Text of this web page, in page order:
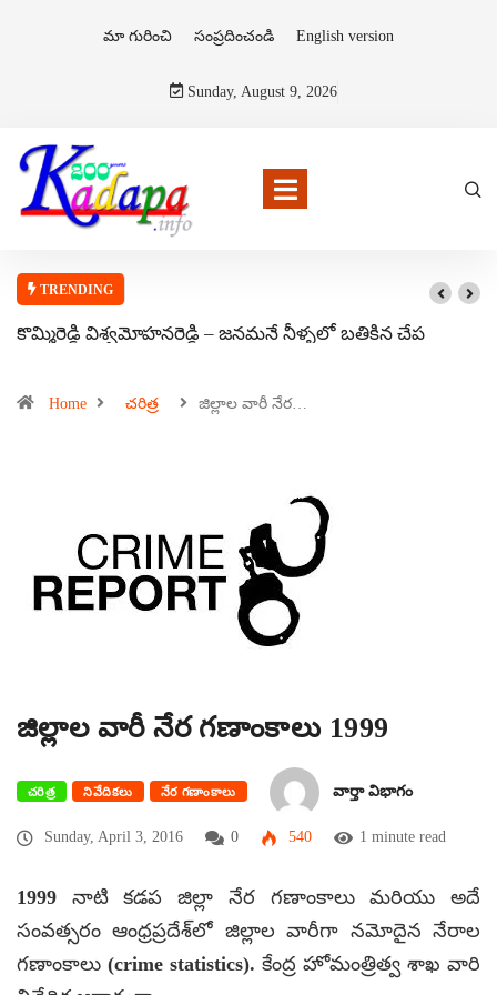
మా గురించి సంప్రదించండి English version
Sunday, August 9, 2026
TRENDING
కొమ్మిరెడ్డి విశ్వమోహనరెడ్డి – జనమనే నీళ్ళలో బతికిన చేప
Home చరిత్ర జిల్లాల వారీ నేర…
జిల్లాల వారీ నేర గణాంకాలు 1999
చరిత్ర నివేదికలు నేర గణాంకాలు వార్తా విభాగం
Sunday, April 3, 2016 0 540 1 minute read
1999 నాటి కడప జిల్లా నేర గణాంకాలు మరియు అదే
సంవత్సరం ఆంధ్రప్రదేశ్‌లో జిల్లాల వారీగా నమోదైన నేరాల
గణాంకాలు (crime statistics). కేంద్ర హోమంత్రిత్వ శాఖ వారి